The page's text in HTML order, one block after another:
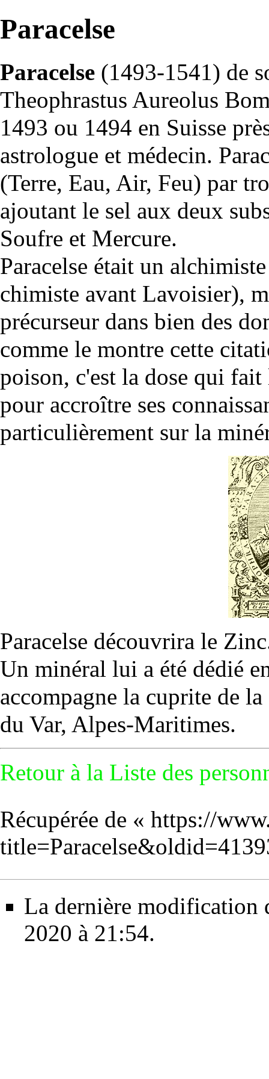
Paracelse
Paracelse (1493-1541) de
Theophrastus Aureolus
1493 ou 1494 en Suisse
astrologue et médecin.
(Terre, Eau, Air, Feu) par
ajoutant le sel aux deux
Soufre et Mercure.
Paracelse était un
chimiste avant Lavoisier),
précurseur dans bien des
comme le montre cette
poison, c'est la dose qui
pour accroître ses
particulièrement sur la
Paracelse découvrira le Zinc
Un minéral lui a été dédié
accompagne la cuprite de
du Var, Alpes-Maritimes.
Retour à la Liste des
Récupérée de « https://
La dernière modification
2020 à 21:54.